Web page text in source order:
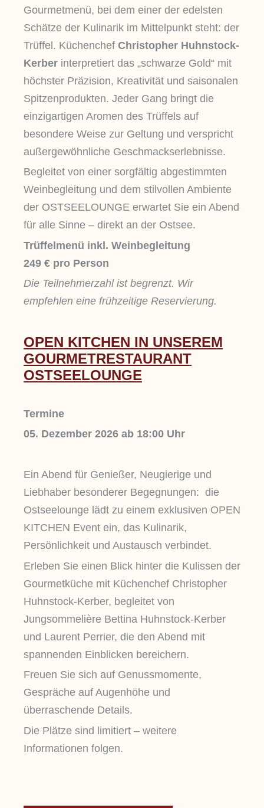
Gourmetmenü, bei dem einer der edelsten
Schätze der Kulinarik im Mittelpunkt steht: der
Trüffel. Küchenchef Christopher Huhnstock-
Kerber interpretiert das „schwarze Gold“ mit
höchster Präzision, Kreativität und saisonalen
Spitzenprodukten. Jeder Gang bringt die
einzigartigen Aromen des Trüffels auf
besondere Weise zur Geltung und verspricht
außergewöhnliche Geschmackserlebnisse.
Begleitet von einer sorgfältig abgestimmten
Weinbegleitung und dem stilvollen Ambiente
der OSTSEELOUNGE erwartet Sie ein Abend
für alle Sinne – direkt an der Ostsee.
Trüffelmenü inkl. Weinbegleitung
249 € pro Person
Die Teilnehmerzahl ist begrenzt. Wir
empfehlen eine frühzeitige Reservierung.
OPEN KITCHEN IN UNSEREM
GOURMETRESTAURANT
OSTSEELOUNGE
Termine
05. Dezember 2026 ab 18:00 Uhr
Ein Abend für Genießer, Neugierige und
Liebhaber besonderer Begegnungen: die
Ostseelounge lädt zu einem exklusiven OPEN
KITCHEN Event ein, das Kulinarik,
Persönlichkeit und Austausch verbindet.
Erleben Sie einen Blick hinter die Kulissen der
Gourmetküche mit Küchenchef Christopher
Huhnstock-Kerber, begleitet von
Jungsommelière Bettina Huhnstock-Kerber
und Laurent Perrier, die den Abend mit
spannenden Einblicken bereichern.
Freuen Sie sich auf Genussmomente,
Gespräche auf Augenhöhe und
überraschende Details.
Die Plätze sind limitiert – weitere
Informationen folgen.